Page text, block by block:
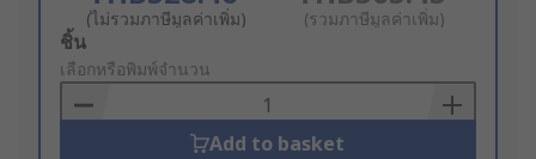
(ไม่รวมภาษีมูลค่าเพิ่ม) (รวมภาษีมูลค่าเพิ่ม)
Add
to
Basket
ชิ้น
เลือกหรือพิมพ์จำนวน
Add to basket